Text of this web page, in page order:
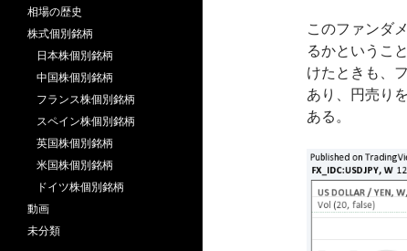
このファンダ
るかというこ
けたときも、
あり、円売り
ある。
相場の歴史
株式個別銘柄
日本株個別銘柄
中国株個別銘柄
フランス株個別銘柄
スペイン株個別銘柄
英国株個別銘柄
米国株個別銘柄
ドイツ株個別銘柄
動画
未分類